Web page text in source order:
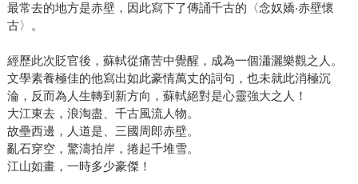
最常去的地方是赤壁，因此寫下了傳誦千古的〈念奴嬌‧赤壁懷
古〉。
經歷此次貶官後，蘇軾從痛苦中覺醒，成為一個瀟灑樂觀之人。
文學素養極佳的他寫出如此豪情萬丈的詞句，也未就此消極沉
淪，反而為人生轉到新方向，蘇軾絕對是心靈強大之人！
大江東去，浪淘盡、千古風流人物。
故壘西邊，人道是、三國周郎赤壁。
亂石穿空，驚濤拍岸，捲起千堆雪。
江山如畫，一時多少豪傑！